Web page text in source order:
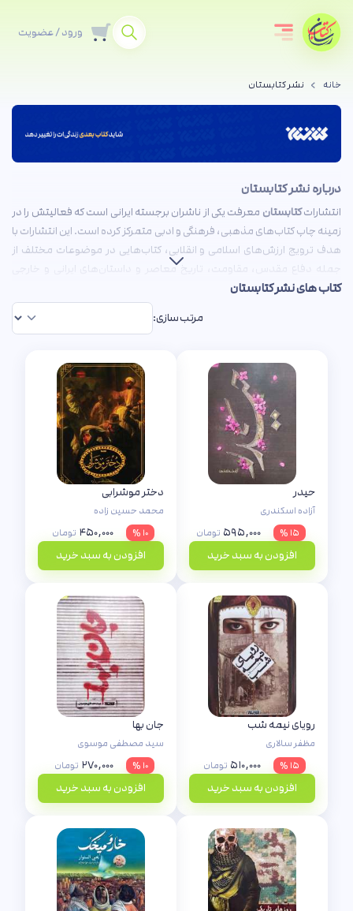
ورود / عضویت
خانه نشر کتابستان
درباره نشر کتابستان
انتشاراتکتابستان معرفت یکی از ناشران برجسته ایرانی است که فعالیتش را در
زمینه چاپ کتاب‌های مذهبی، فرهنگی و ادبی متمرکز کرده است. این انتشارات با
هدف ترویج ارزش‌های اسلامی و انقلابی، کتاب‌هایی در موضوعات مختلف از
جمله دفاع مقدس، مقاومت، تاریخ معاصر و داستان‌های ایرانی و خارجی
منتشر می‌کند.
رویای نیمه‌شب،حیدر،زایو،خار و میخک،
و ... اشاره کرد. کتابستان همچنین نقش مهمی در
ترجمه‌های دقیق عرضه می‌نماید.
کتاب های نشر کتابستان
مرتب سازی:
حیدر
آزاده اسکندری
۱۵ %
۵۹۵,۰۰۰ تومان
افزودن به سبد خرید
دختر مو‌شرابی
محمد حسین زاده
۱۰ %
۴۵۰,۰۰۰ تومان
افزودن به سبد خرید
رویای نیمه شب
مظفر سالاری
۱۵ %
۵۱۰,۰۰۰ تومان
افزودن به سبد خرید
جان بها
سید مصطفی موسوی
۱۰ %
۲۷۰,۰۰۰ تومان
افزودن به سبد خرید